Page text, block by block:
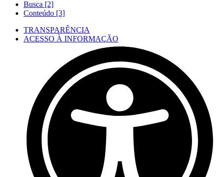
Busca [2]
Conteúdo [3]
TRANSPARÊNCIA
ACESSO À INFORMAÇÃO